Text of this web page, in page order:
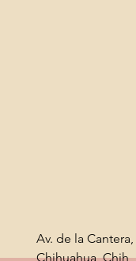
Av. de la
Chihuahua, Chih